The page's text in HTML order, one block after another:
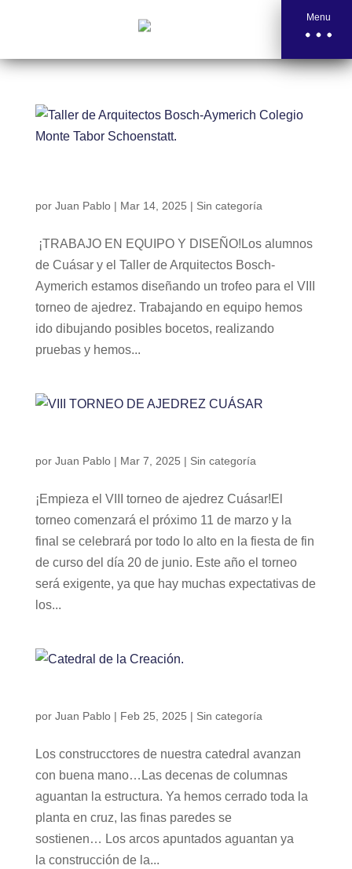
Menu
por Juan Pablo| Mar 14, 2025 | Sin categoría
¡TRABAJO EN EQUIPO Y DISEÑO!Los alumnos
de Cuásar y el Taller de Arquitectos Bosch-
Aymerich estamos diseñando un trofeo para el VIII
torneo de ajedrez. Trabajando en equipo hemos
ido dibujando posibles bocetos, realizando
pruebas y hemos...
por Juan Pablo| Mar 7, 2025 | Sin categoría
¡Empieza el VIII torneo de ajedrez Cuásar!El
torneo comenzará el próximo 11 de marzo y la
final se celebrará por todo lo alto en la fiesta de fin
de curso del día 20 de junio. Este año el torneo
será exigente, ya que hay muchas expectativas de
los...
por Juan Pablo| Feb 25, 2025 | Sin categoría
Los construcctores de nuestra catedral avanzan
con buena mano…Las decenas de columnas
aguantan la estructura. Ya hemos cerrado toda la
planta en cruz, las finas paredes se
sostienen… Los arcos apuntados aguantan ya
la construcción de la...